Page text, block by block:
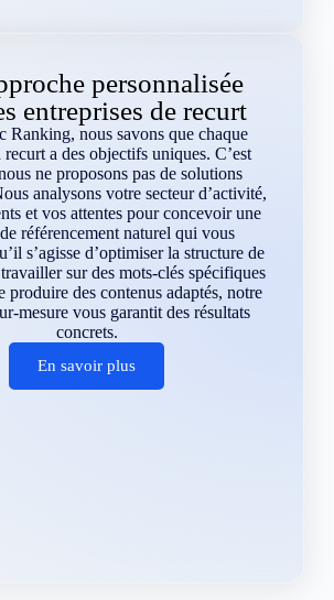
personnalisée
entreprises de recurt
Ranking, nous savons que chaque
recurt a des objectifs uniques. C’est
ne proposons pas de solutions
analysons votre secteur d’activité,
et vos attentes pour concevoir une
référencement naturel qui vous
s’agisse d’optimiser la structure de
sur des mots-clés spécifiques
produire des contenus adaptés, notre
mesure vous garantit des résultats
concrets.
En savoir plus